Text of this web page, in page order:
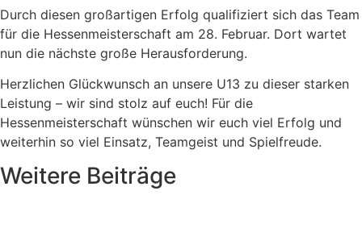
Durch diesen großartigen Erfolg qualifiziert sich das Team
für die Hessenmeisterschaft am 28. Februar. Dort wartet
nun die nächste große Herausforderung.
Herzlichen Glückwunsch an unsere U13 zu dieser starken
Leistung – wir sind stolz auf euch! Für die
Hessenmeisterschaft wünschen wir euch viel Erfolg und
weiterhin so viel Einsatz, Teamgeist und Spielfreude.
Weitere Beiträge